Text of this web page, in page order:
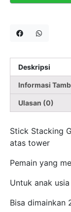
Deskripsi
Informasi
Ulasan (0)
Stick Stacking
atas tower
Pemain yang
Untuk anak
Bisa dimainkan